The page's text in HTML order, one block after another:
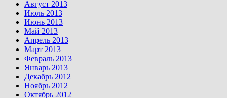
Август 2013
Июль 2013
Июнь 2013
Май 2013
Апрель 2013
Март 2013
Февраль 2013
Январь 2013
Декабрь 2012
Ноябрь 2012
Октябрь 2012